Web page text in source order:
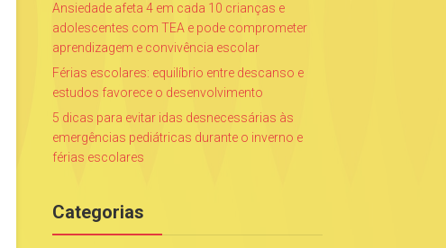
Ansiedade afeta 4 em cada 10 crianças e
adolescentes com TEA e pode comprometer
aprendizagem e convivência escolar
Férias escolares: equilíbrio entre descanso e
estudos favorece o desenvolvimento
5 dicas para evitar idas desnecessárias às
emergências pediátricas durante o inverno e
férias escolares
Categorias